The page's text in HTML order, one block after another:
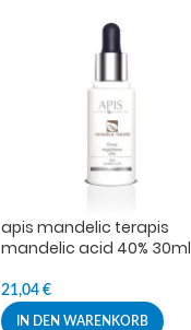
apis mandelic terapis
mandelic acid 40% 30ml
21,04€
IN DEN WARENKORB